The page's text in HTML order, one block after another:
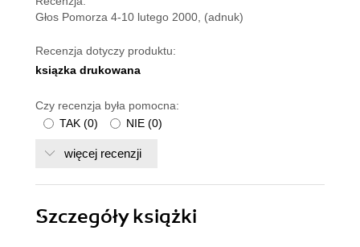
Głos Pomorza 4-10 lutego 2000, (adnuk)
Recenzja dotyczy produktu:
ksiązka drukowana
Czy recenzja była pomocna:
TAK (0) NIE (0)
więcej recenzji
Szczegółyksiążki